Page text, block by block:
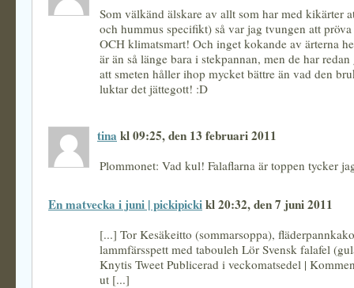
Som välkänd älskare av allt som har med kikärter
och hummus specifikt) så var jag tvungen att
OCH klimatsmart! Och inget kokande av ärterna
är än så länge bara i stekpannan, men de har
att smeten håller ihop mycket bättre än vad den
luktar det jättegott! :D
tina kl 09:25, den 13 februari 2011
Plommonet: Vad kul! Falaflarna är toppen tycker
En matvecka i juni | pickipickikl 20:32, den 7 juni 2011
[...] Tor Kesäkeitto (sommarsoppa),
lammfärsspett med tabouleh Lör Svensk falafel
Knytis Tweet Publicerad i veckomatsedel |
ut [...]